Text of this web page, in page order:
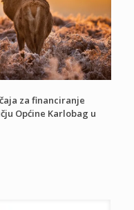
za financiranje
Općine Karlobag u